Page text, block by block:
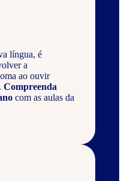
língua, é
a
ao ouvir
Compreenda
com as aulas da